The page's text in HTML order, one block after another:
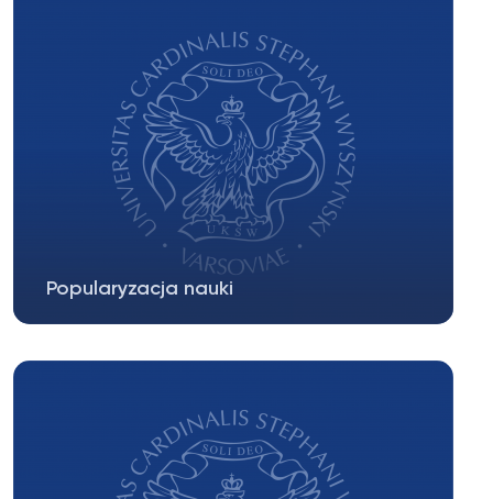
Popularyzacja nauki
radio filozoficzne...